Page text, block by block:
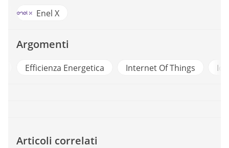
Enel X
Argomenti
Efficienza Energetica Internet Of Things Iot
Articoli correlati